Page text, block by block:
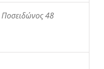
Ποσειδώνος 48